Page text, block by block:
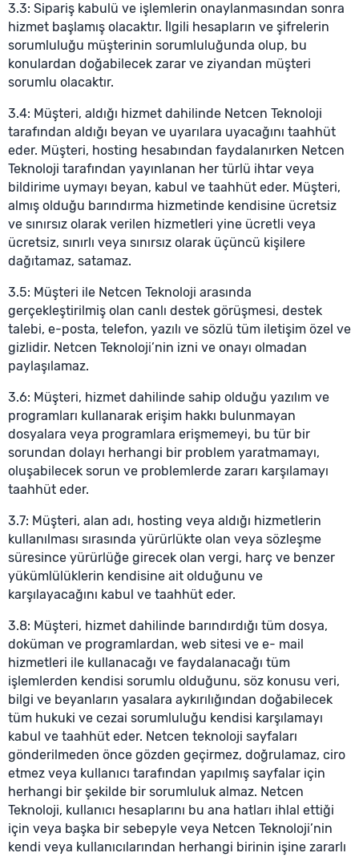
3.3: Sipariş kabulü ve işlemlerin onaylanmasından sonra
hizmet başlamış olacaktır. İlgili hesapların ve şifrelerin
sorumluluğu müşterinin sorumluluğunda olup, bu
konulardan doğabilecek zarar ve ziyandan müşteri
sorumlu olacaktır.
3.4: Müşteri, aldığı hizmet dahilinde Netcen Teknoloji
tarafından aldığı beyan ve uyarılara uyacağını taahhüt
eder. Müşteri, hosting hesabından faydalanırken Netcen
Teknoloji tarafından yayınlanan her türlü ihtar veya
bildirime uymayı beyan, kabul ve taahhüt eder. Müşteri,
almış olduğu barındırma hizmetinde kendisine ücretsiz
ve sınırsız olarak verilen hizmetleri yine ücretli veya
ücretsiz, sınırlı veya sınırsız olarak üçüncü kişilere
dağıtamaz, satamaz.
3.5: Müşteri ile Netcen Teknoloji arasında
gerçekleştirilmiş olan canlı destek görüşmesi, destek
talebi, e-posta, telefon, yazılı ve sözlü tüm iletişim özel ve
gizlidir. Netcen Teknoloji’nin izni ve onayı olmadan
paylaşılamaz.
3.6: Müşteri, hizmet dahilinde sahip olduğu yazılım ve
programları kullanarak erişim hakkı bulunmayan
dosyalara veya programlara erişmemeyi, bu tür bir
sorundan dolayı herhangi bir problem yaratmamayı,
oluşabilecek sorun ve problemlerde zararı karşılamayı
taahhüt eder.
3.7: Müşteri, alan adı, hosting veya aldığı hizmetlerin
kullanılması sırasında yürürlükte olan veya sözleşme
süresince yürürlüğe girecek olan vergi, harç ve benzer
yükümlülüklerin kendisine ait olduğunu ve
karşılayacağını kabul ve taahhüt eder.
3.8: Müşteri, hizmet dahilinde barındırdığı tüm dosya,
doküman ve programlardan, web sitesi ve e- mail
hizmetleri ile kullanacağı ve faydalanacağı tüm
işlemlerden kendisi sorumlu olduğunu, söz konusu veri,
bilgi ve beyanların yasalara aykırılığından doğabilecek
tüm hukuki ve cezai sorumluluğu kendisi karşılamayı
kabul ve taahhüt eder. Netcen teknoloji sayfaları
gönderilmeden önce gözden geçirmez, doğrulamaz, ciro
etmez veya kullanıcı tarafından yapılmış sayfalar için
herhangi bir şekilde bir sorumluluk almaz. Netcen
Teknoloji, kullanıcı hesaplarını bu ana hatları ihlal ettiği
için veya başka bir sebepyle veya Netcen Teknoloji’nin
kendi veya kullanıcılarından herhangi birinin işine zararlı